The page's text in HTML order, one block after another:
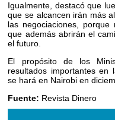
Igualmente, destacó que
que se alcancen irán más
las negociaciones,
que además abrirán el
el futuro.
El propósito de los
resultados importantes en
se hará en Nairobi en
Fuente: Revista Dinero